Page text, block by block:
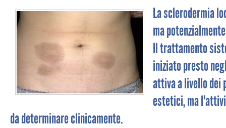
La sclerodermia
ma
Il trattamento
iniziato presto
attiva a livello dei
estetici, ma
da determinare clinicamente.